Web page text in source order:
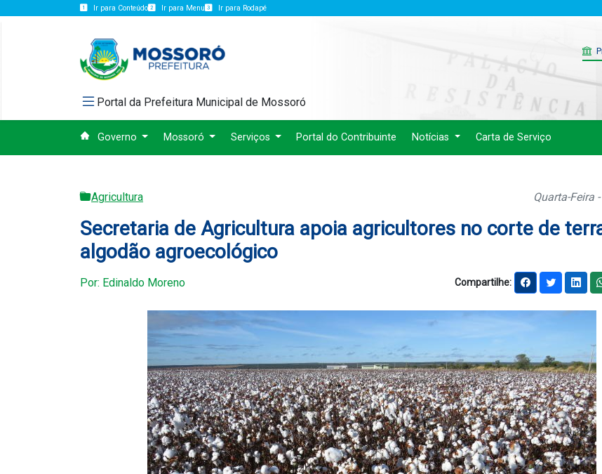
Ir para Conteúdo Ir para Menu Ir para Rodapé
Portal da Prefeitura Municipal de Mossoró
Governo Mossoró Serviços Portal do Contribuinte Notícias Carta de Serviço
Agricultura Quarta-Feira
Secretaria de Agricultura apoia agricultores no corte de
algodão agroecológico
Por: Edinaldo Moreno Compartilhe: